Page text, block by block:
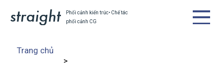
Phối cảnh kiến trúc・Chế tác
phối cảnh CG
Trang chủ